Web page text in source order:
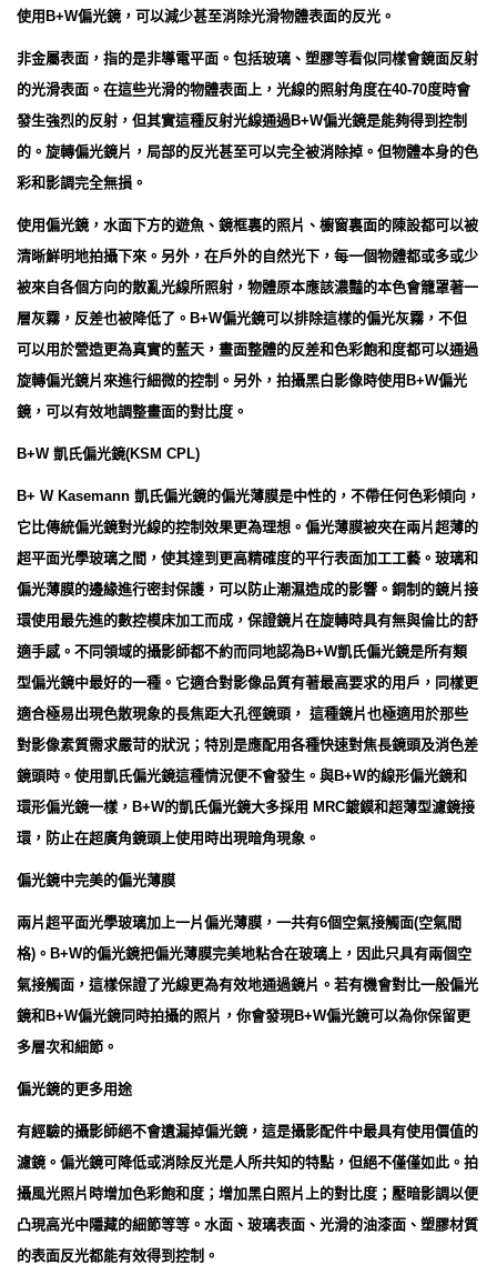
使用B+W偏光鏡，可以減少甚至消除光滑物體表面的反光。
非金屬表面，指的是非導電平面。包括玻璃、塑膠等看似同樣會鏡面反射
的光滑表面。在這些光滑的物體表面上，光線的照射角度在40-70度時會
發生強烈的反射，但其實這種反射光線通過B+W偏光鏡是能夠得到控制
的。旋轉偏光鏡片，局部的反光甚至可以完全被消除掉。但物體本身的色
彩和影調完全無損。
使用偏光鏡，水面下方的遊魚、鏡框裏的照片、櫥窗裏面的陳設都可以被
清晰鮮明地拍攝下來。另外，在戶外的自然光下，每一個物體都或多或少
被來自各個方向的散亂光線所照射，物體原本應該濃豔的本色會籠罩著一
層灰霧，反差也被降低了。B+W偏光鏡可以排除這樣的偏光灰霧，不但
可以用於營造更為真實的藍天，畫面整體的反差和色彩飽和度都可以通過
旋轉偏光鏡片來進行細微的控制。另外，拍攝黑白影像時使用B+W偏光
鏡，可以有效地調整畫面的對比度。
B+W 凱氏偏光鏡(KSM CPL)
B+ W Kasemann 凱氏偏光鏡的偏光薄膜是中性的，不帶任何色彩傾向，
它比傳統偏光鏡對光線的控制效果更為理想。偏光薄膜被夾在兩片超薄的
超平面光學玻璃之間，使其達到更高精確度的平行表面加工工藝。玻璃和
偏光薄膜的邊緣進行密封保護，可以防止潮濕造成的影響。銅制的鏡片接
環使用最先進的數控模床加工而成，保證鏡片在旋轉時具有無與倫比的舒
適手感。不同領域的攝影師都不約而同地認為B+W凱氏偏光鏡是所有類
型偏光鏡中最好的一種。它適合對影像品質有著最高要求的用戶，同樣更
適合極易出現色散現象的長焦距大孔徑鏡頭， 這種鏡片也極適用於那些
對影像素質需求嚴苛的狀況；特別是應配用各種快速對焦長鏡頭及消色差
鏡頭時。使用凱氏偏光鏡這種情況便不會發生。與B+W的線形偏光鏡和
環形偏光鏡一樣，B+W的凱氏偏光鏡大多採用 MRC鍍鏌和超薄型濾鏡接
環，防止在超廣角鏡頭上使用時出現暗角現象。
偏光鏡中完美的偏光薄膜
兩片超平面光學玻璃加上一片偏光薄膜，一共有6個空氣接觸面(空氣間
格)。B+W的偏光鏡把偏光薄膜完美地粘合在玻璃上，因此只具有兩個空
氣接觸面，這樣保證了光線更為有效地通過鏡片。若有機會對比一般偏光
鏡和B+W偏光鏡同時拍攝的照片，你會發現B+W偏光鏡可以為你保留更
多層次和細節。
偏光鏡的更多用途
有經驗的攝影師絕不會遺漏掉偏光鏡，這是攝影配件中最具有使用價值的
濾鏡。偏光鏡可降低或消除反光是人所共知的特點，但絕不僅僅如此。拍
攝風光照片時增加色彩飽和度；增加黑白照片上的對比度；壓暗影調以便
凸現高光中隱藏的細節等等。水面、玻璃表面、光滑的油漆面、塑膠材質
的表面反光都能有效得到控制。